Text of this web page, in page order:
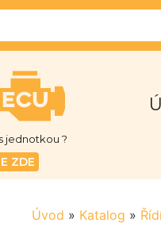
jednotkou ?
ZDE
Úvod » Katalog »